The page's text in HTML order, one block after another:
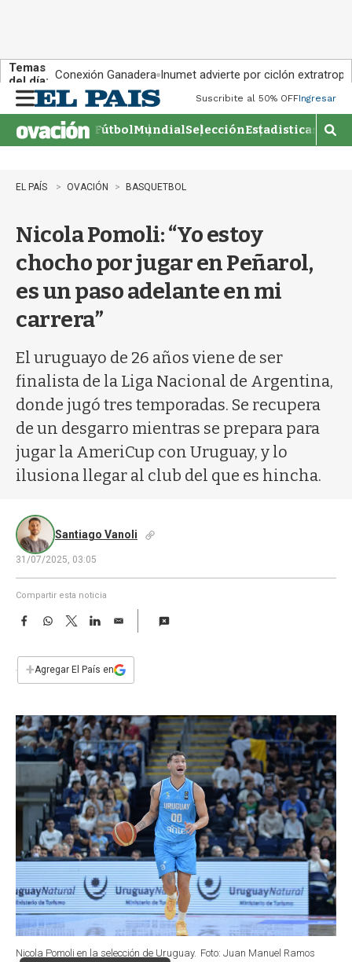
Temas
del día: Conexión Ganadera Inumet advierte por ciclón
n
u
Suscribite al 50% OFFIngresar
FútbolMundialSelecciónEstadisticas
M
o
EL PAÍS OVACIÓN BASQUETBOL
Nicola Pomoli: “Yo estoy
chocho por jugar en Peñarol,
es un paso adelante en mi
carrera”
El uruguayo de 26 años viene de ser
finalista de la Liga Nacional de Argentina,
donde jugó tres temporadas. Se recupera
de un desgarro mientras se prepara para
jugar la AmeriCup con Uruguay, y lo
ilusiona llegar al club del que es hincha.
Santiago Vanoli
31/07/2025, 03:05
Compartir esta noticia
F
e
b
k
W
s
p
T
w
t
L
n
E
i
l
+Agregar El País en
Nicola Pomoli en la selección de Uruguay. Foto: Juan Manuel Ramos